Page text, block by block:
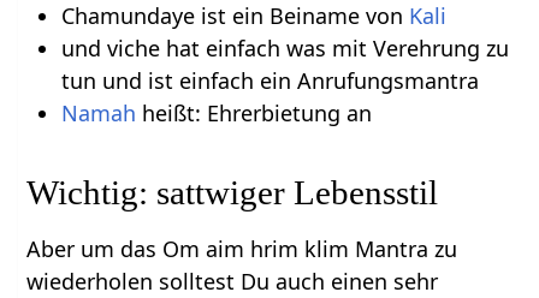
Chamundaye ist ein Beiname von Kali
und viche hat einfach was mit Verehrung zu
tun und ist einfach ein Anrufungsmantra
Namah heißt: Ehrerbietung an
Wichtig: sattwiger Lebensstil
Aber um das Om aim hrim klim Mantra zu
wiederholen solltest Du auch einen sehr